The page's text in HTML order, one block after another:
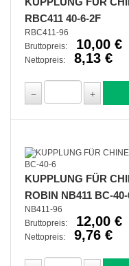
RBC411 40-6-2F
RBC411-96
Bruttopreis:
10,00 €
Nettopreis: 8,13 €
KUPPLUNG FÜR
ROBIN NB411 BC-
NB411-96
Bruttopreis:
12,00 €
Nettopreis: 9,76 €